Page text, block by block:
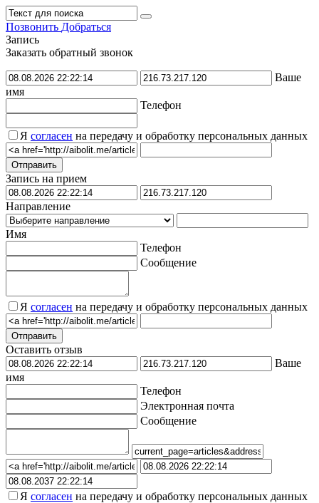
Позвонить Добраться
Запись
Заказать обратный звонок
Ваше
имя
Телефон
Я согласен на передачу и обработку персональных данных
Запись на прием
Направление
Имя
Телефон
Сообщение
Я согласен на передачу и обработку персональных данных
Оставить отзыв
Ваше
имя
Телефон
Электронная почта
Сообщение
Я согласен на передачу и обработку персональных данных